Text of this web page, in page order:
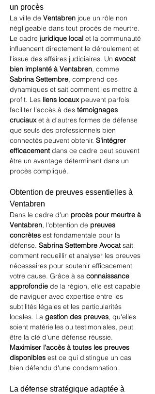
un procès
La ville de Ventabren joue un rôle non
négligeable dans tout procès de meurtre.
Le cadre juridique local et la communauté
influencent directement le déroulement et
l'issue des affaires judiciaires. Un avocat
bien implanté à Ventabren, comme
Sabrina Settembre, comprend ces
dynamiques et sait comment les mettre à
profit. Les liens locaux peuvent parfois
faciliter l'accès à des témoignages
cruciaux et à d'autres formes de défense
que seuls des professionnels bien
connectés peuvent obtenir. S'intégrer
efficacement dans ce cadre peut souvent
être un avantage déterminant dans un
procès compliqué.
Obtention de preuves essentielles à
Ventabren
Dans le cadre d'un procès pour meurtre à
Ventabren, l'obtention de preuves
concrètes est fondamentale pour la
défense. Sabrina Settembre Avocat sait
comment recueillir et analyser les preuves
nécessaires pour soutenir efficacement
votre cause. Grâce à sa connaissance
approfondie de la région, elle est capable
de naviguer avec expertise entre les
subtilités légales et les particularités
locales. La gestion des preuves, qu'elles
soient matérielles ou testimoniales, peut
être la clé d'une défense réussie.
Maximiser l'accès à toutes les preuves
disponibles est ce qui distingue un cas
bien défendu d'une condamnation.
La défense stratégique adaptée à